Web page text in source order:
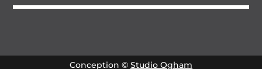
Conception © Studio Ogham